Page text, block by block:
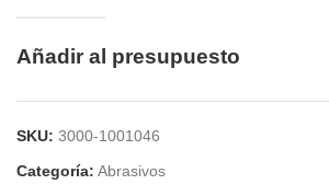
Añadir al presupuesto
SKU: 3000-1001046
Categoría: Abrasivos